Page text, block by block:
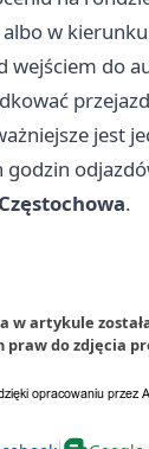
w
wejściem do
jest
.
artykule
praw do zdjęcia